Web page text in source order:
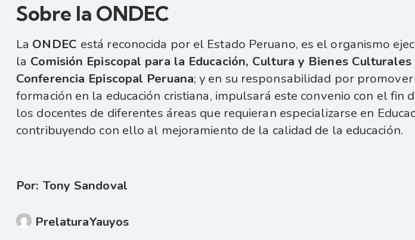
Sobre la ONDEC
La ONDEC está reconocida por el Estado Peruano, es el organismo
la Comisión Episcopal para la Educación, Cultura y Bienes
Conferencia Episcopal Peruana; y en su responsabilidad por
formación en la educación cristiana, impulsará este convenio con el fin
los docentes de diferentes áreas que requieran especializarse en
contribuyendo con ello al mejoramiento de la calidad de la educación.
Por: Tony Sandoval
PrelaturaYauyos